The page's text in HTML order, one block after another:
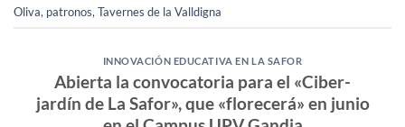
Oliva, patronos, Tavernes de la Valldigna
INNOVACIÓN EDUCATIVA EN LA SAFOR
Abierta la convocatoria para el «Ciber-
jardín de La Safor», que «florecerá» en junio